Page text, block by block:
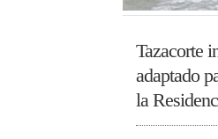
Tazacorte
adaptado
la